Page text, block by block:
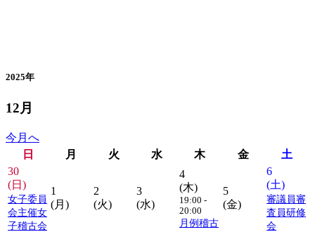
2025年
12月
今月へ
日
月 火 水 木 金
土
30
(日)
女子委員
会主催女
子稽古会
1
(月)
2
(火)
3
(水)
4
(木)
19:00 -
20:00
月例稽古
5
(金)
6
(土)
審議員審
査員研修
会